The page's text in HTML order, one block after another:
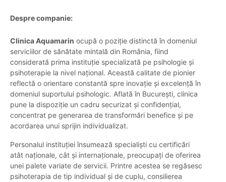
Despre companie:
Clinica Aquamarin ocupă o poziție distinctă în domeniul
serviciilor de sănătate mintală din România, fiind
considerată prima instituție specializată pe psihologie și
psihoterapie la nivel național. Această calitate de pionier
reflectă o orientare constantă spre inovație și excelență în
domeniul suportului psihologic. Aflată în București, clinica
pune la dispoziție un cadru securizat și confidențial,
concentrat pe generarea de transformări benefice și pe
acordarea unui sprijin individualizat.
Personalul instituției însumează specialiști cu certificări
atât naționale, cât și internaționale, preocupați de oferirea
unei palete variate de servicii. Printre acestea se regăsesc
psihoterapia de tip individual și de cuplu, consilierea